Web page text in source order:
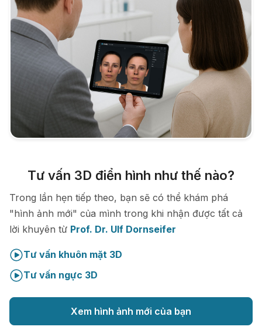
Tư vấn 3D điển hình như thế nào?
Trong lần hẹn tiếp theo, bạn sẽ có thể khám phá
"hình ảnh mới" của mình trong khi nhận được tất cả
lời khuyên từ Prof. Dr. Ulf Dornseifer
Tư vấn khuôn mặt 3D
Tư vấn ngực 3D
Xem hình ảnh mới của bạn